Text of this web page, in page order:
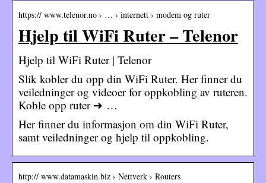
https:// www.telenor.no › … › internett › modem og ruter
Hjelp til WiFi Ruter – Telenor
Hjelp til WiFi Ruter | Telenor
Slik kobler du opp din WiFi Ruter. Her finner du
veiledninger og videoer for oppkobling av ruteren.
Koble opp ruter ➜ …
Her finner du informasjon om din WiFi Ruter,
samt veiledninger og hjelp til oppkobling.
http:// www.datamaskin.biz › Nettverk › Routers